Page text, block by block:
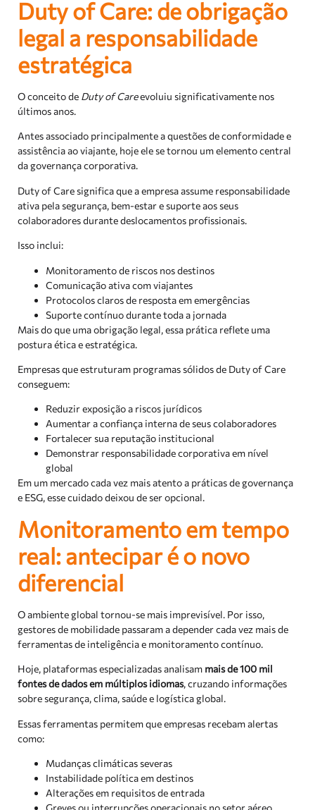
Duty of Care: de obrigação
legal a responsabilidade
estratégica
O conceito de Duty of Careevoluiu significativamente nos
últimos anos.
Antes associado principalmente a questões de conformidade e
assistência ao viajante, hoje ele se tornou um elemento central
da governança corporativa.
Duty of Care significa que a empresa assume responsabilidade
ativa pela segurança, bem-estar e suporte aos seus
colaboradores durante deslocamentos profissionais.
Isso inclui:
Monitoramento de riscos nos destinos
Comunicação ativa com viajantes
Protocolos claros de resposta em emergências
Suporte contínuo durante toda a jornada
Mais do que uma obrigação legal, essa prática reflete uma
postura ética e estratégica.
Empresas que estruturam programas sólidos de Duty of Care
conseguem:
Reduzir exposição a riscos jurídicos
Aumentar a confiança interna de seus colaboradores
Fortalecer sua reputação institucional
Demonstrar responsabilidade corporativa em nível
global
Em um mercado cada vez mais atento a práticas de governança
e ESG, esse cuidado deixou de ser opcional.
Monitoramento em tempo
real: antecipar é o novo
diferencial
O ambiente global tornou-se mais imprevisível. Por isso,
gestores de mobilidade passaram a depender cada vez mais de
ferramentas de inteligência e monitoramento contínuo.
Hoje, plataformas especializadas analisam mais de 100 mil
fontes de dados em múltiplos idiomas, cruzando informações
sobre segurança, clima, saúde e logística global.
Essas ferramentas permitem que empresas recebam alertas
como:
Mudanças climáticas severas
Instabilidade política em destinos
Alterações em requisitos de entrada
Greves ou interrupções operacionais no setor aéreo